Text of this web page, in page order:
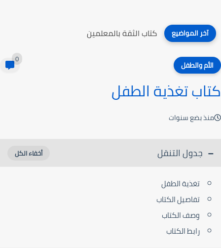
آخر المواضيع كتاب الثقة بالمعلمين
الأم والطفل 0
كتاب تغذية الطفل
منذ بضع سنوات
جدول التنقل
تغذية الطفل
تفاصيل الكتاب
وصف الكتاب
رابط الكتاب